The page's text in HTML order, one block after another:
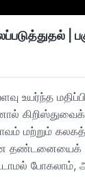
|
உயர்ந்த
தண்டனையைக்
போகலாம்,